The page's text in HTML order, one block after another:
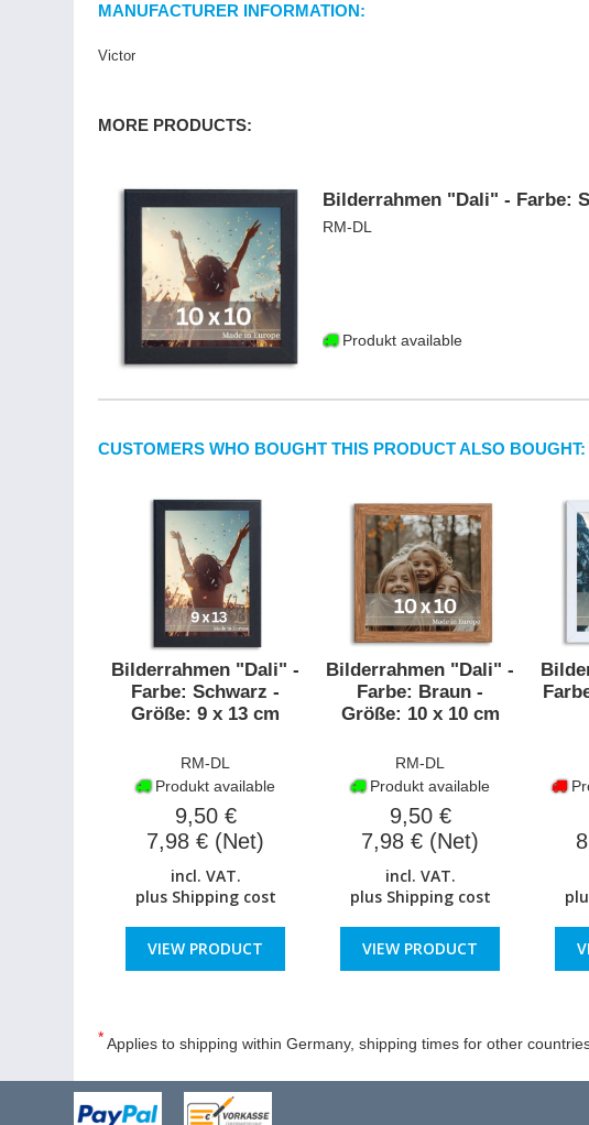
MANUFACTURER INFORMATION:
Victor
MORE PRODUCTS:
Bilderrahmen "Dali" - Farbe:
RM-DL
Produkt available
CUSTOMERS WHO BOUGHT THIS PRODUCT ALSO BOUGHT:
Bilderrahmen "Dali" -
Farbe: Schwarz -
Größe: 9 x 13 cm
RM-DL
Produkt available
9,50 €
7,98 € (Net)
incl. VAT.
plus Shipping cost
VIEW PRODUCT
Bilderrahmen "Dali" -
Farbe: Braun -
Größe: 10 x 10 cm
RM-DL
Produkt available
9,50 €
7,98 € (Net)
incl. VAT.
plus Shipping cost
VIEW PRODUCT
*Applies to shipping within Germany, shipping times for other